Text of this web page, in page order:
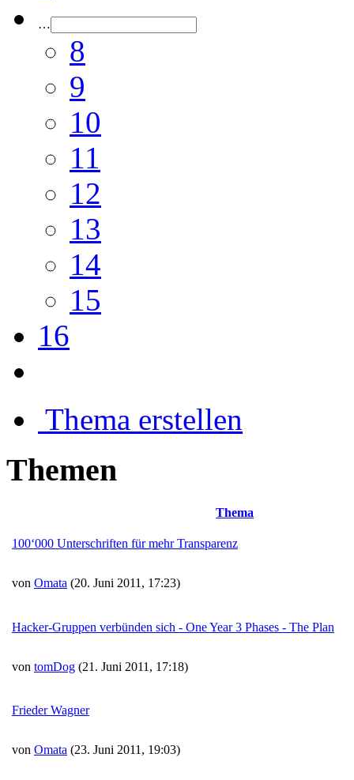
…
8
9
10
11
12
13
14
15
16
Thema erstellen
Themen
Thema
100‘000 Unterschriften für mehr Transparenz
von Omata (20. Juni 2011, 17:23)
Hacker-Gruppen verbünden sich - One Year 3 Phases - The Plan
von tomDog (21. Juni 2011, 17:18)
Frieder Wagner
von Omata (23. Juni 2011, 19:03)